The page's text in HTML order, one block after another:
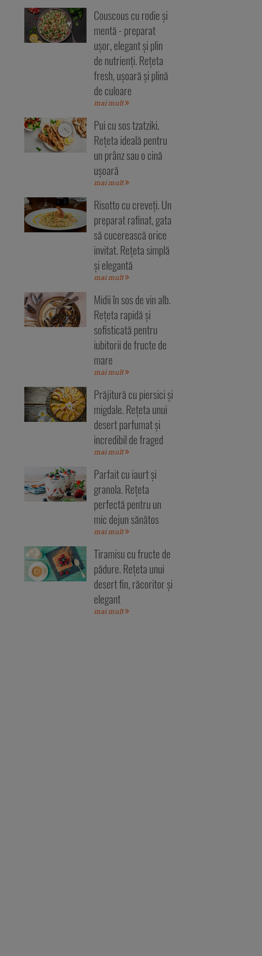
Couscous cu rodie și
mentă - preparat
ușor, elegant și plin
de nutrienți. Rețeta
fresh, ușoară și plină
de culoare
mai mult
Pui cu sos tzatziki.
Rețeta ideală pentru
un prânz sau o cină
ușoară
mai mult
Risotto cu creveți. Un
preparat rafinat, gata
să cucerească orice
invitat. Rețeta simplă
și elegantă
mai mult
Midii în sos de vin alb.
Rețeta rapidă și
sofisticată pentru
iubitorii de fructe de
mare
mai mult
Prăjitură cu piersici și
migdale. Rețeta unui
desert parfumat și
incredibil de fraged
mai mult
Parfait cu iaurt și
granola. Rețeta
perfectă pentru un
mic dejun sănătos
mai mult
Tiramisu cu fructe de
pădure. Rețeta unui
desert fin, răcoritor și
elegant
mai mult